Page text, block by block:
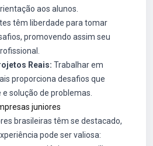
aos alunos.
têm liberdade para tomar
promovendo assim seu
Reais: Trabalhar em
proporciona desafios que
solução de problemas.
juniores
brasileiras têm se destacado,
pode ser valiosa: